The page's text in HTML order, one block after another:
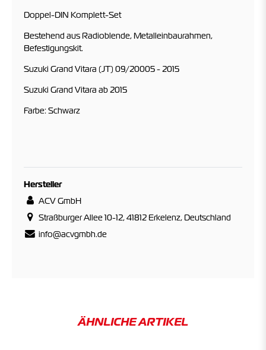
Doppel-DIN Komplett-Set
Bestehend aus Radioblende, Metalleinbaurahmen,
Befestigungskit.
Suzuki Grand Vitara (JT) 09/20005 - 2015
Suzuki Grand Vitara ab 2015
Farbe: Schwarz
Hersteller
ACV GmbH
Straßburger Allee 10-12, 41812 Erkelenz, Deutschland
info@acvgmbh.de
ÄHNLICHE ARTIKEL